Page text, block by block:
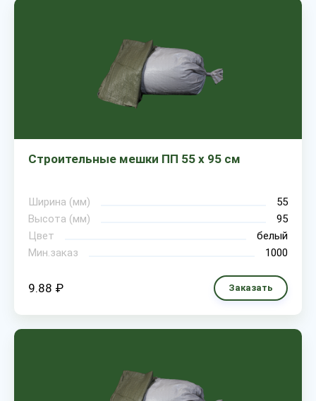
Строительные мешки ПП 55 х 95 см
Ширина (мм)
55
Высота (мм)
95
Цвет
белый
Мин.заказ
1000
9.88 ₽ Заказать